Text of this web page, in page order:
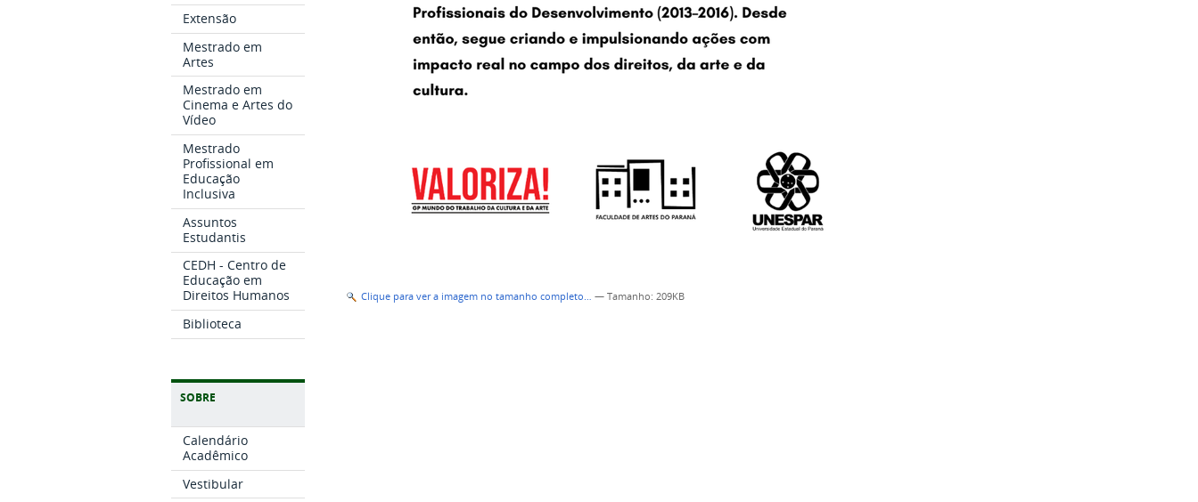
Extensão
Mestrado em
Artes
Mestrado em
Cinema e Artes do
Vídeo
Mestrado
Profissional em
Educação
Inclusiva
Assuntos
Estudantis
CEDH - Centro de
Educação em
Direitos Humanos
Biblioteca
SOBRE
Calendário
Acadêmico
Vestibular
Clique para ver a imagem no tamanho completo… —Tamanho: 209KB